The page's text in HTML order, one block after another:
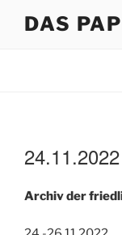
InhaltDAS
24.11.2022
Archiv der